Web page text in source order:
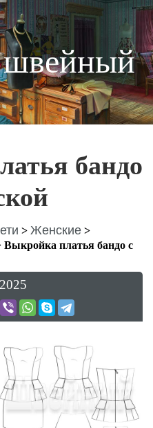
швейный
бандо
> Женские >
Выкройка платья бандо с